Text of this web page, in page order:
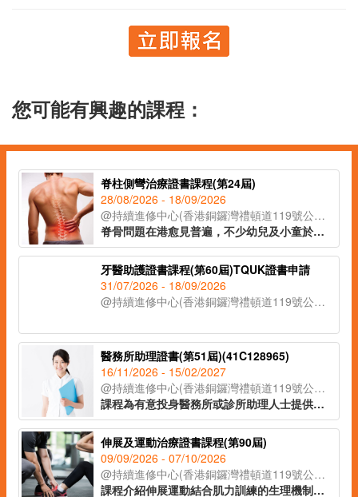
您可能有興趣的課程：
脊柱側彎治療證書課程(第24屆)
28/08/2026 - 18/09/2026
@持續進修中心(香港銅鑼灣禮頓道119號公理堂大樓21-23樓)
脊骨問題在港愈見普遍，不少幼兒及小童於發育期已出現脊柱側彎的症狀。課程讓學員辨識脊柱側彎的不同類型，以著名的脊柱康復專家施羅特(Schroth)的三維矯正理論為藍本，配合物理治療及運動治療等保守性的方式紓緩症狀，助學員於不同範籌支援兒童脊柱健康。
牙醫助護證書課程(第60屆)TQUK證書申請
31/07/2026 - 18/09/2026
@持續進修中心(香港銅鑼灣禮頓道119號公理堂大樓21-23樓)
醫務所助理證書(第51屆)(41C128965)
16/11/2026 - 15/02/2027
@持續進修中心(香港銅鑼灣禮頓道119號公理堂大樓21-23樓)
課程為有意投身醫務所或診所助理人士提供培訓，讓學員認識本港醫療系統、醫務所日常運作及醫務所助理的工作範疇。課程內容涵蓋常見疾病的知識與治療方法、常見藥物名稱及基本身體檢查的方法等醫護知識。課堂亦設有實務練習單元（如清潔傷口及量度血壓），讓學員掌握協助醫生處理病人診症及診症工具的使用方法，提升實務工作技能，以便投身診所助理或助護工作。
伸展及運動治療證書課程(第90屆)
09/09/2026 - 07/10/2026
@持續進修中心(香港銅鑼灣禮頓道119號公理堂大樓21-23樓)
課程介紹伸展運動結合肌力訓練的生理機制與應用原理，針對常見痛症，提供可執行的運動治療策略。學員將較容易掌握如何透過關節活動度提升、柔軟度訓練、核心穩定性強化及平衡控制練習，有效達到舒緩疼痛、改善功能與預防復發的綜合目標。課程旨在幫助學員建立正確的運動治療觀念，並掌握實務的伸展運動技巧，適合對健康管理、復健指導有興趣的人士報讀。